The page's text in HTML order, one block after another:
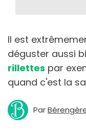
Il est
déguster aussi
rillettes par
quand c'est la
Par